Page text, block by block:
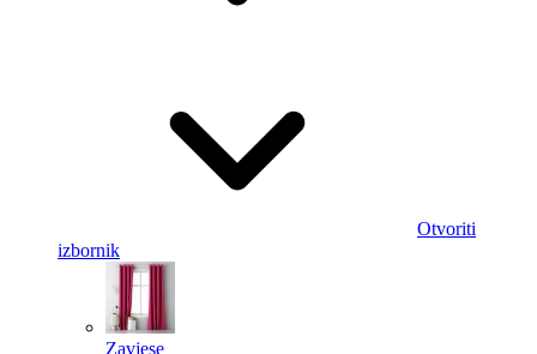
Otvoriti
izbornik
Zavjese